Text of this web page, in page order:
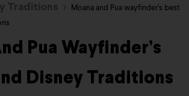
Traditions
Moana and Pua wayfinder’s best
Pua Wayfinder’s
Disney Traditions